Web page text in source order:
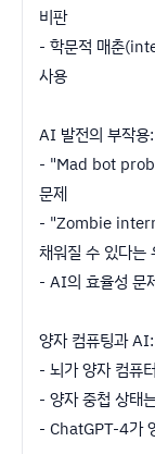
비판
- 학문적 매춘
사용
AI 발전의 부작용:
- "Mad bot
문제
- "Zombie
채워질 수 있다는
- AI의 효율성 문
양자 컴퓨팅과 AI:
- 뇌가 양자 컴퓨
- 양자 중첩 상태
- ChatGPT-4가